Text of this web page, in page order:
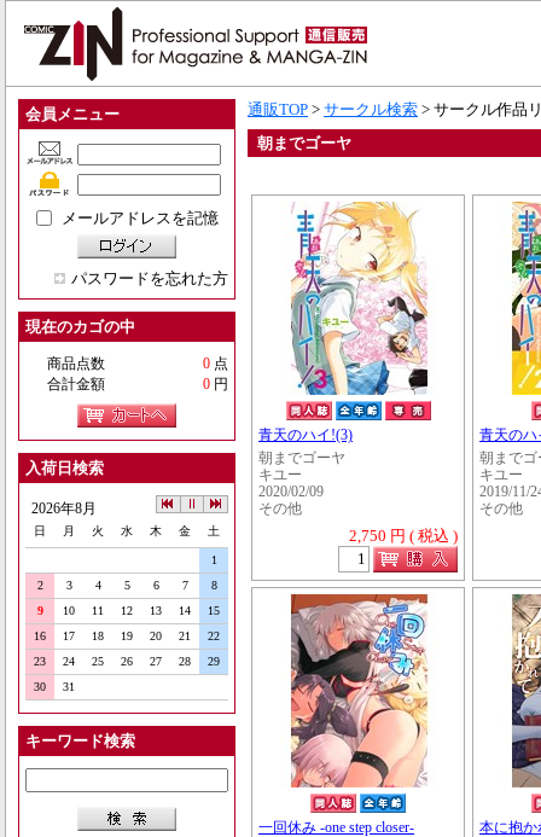
会員メニュー
メールアドレスを記憶
パスワードを忘れた方
現在のカゴの中
商品点数 0 点
合計金額
0 円
入荷日検索
2026年8月
日 月 火 水 木 金 土
1
2
3 4 5 6 7
8
9
10 11 12 13 14
15
16
17 18 19 20 21
22
23
24 25 26 27 28
29
30
31
キーワード検索
通販TOP > サークル検索 > サークル作品
朝までゴーヤ
青天のハイ!(3)
朝までゴーヤ
キユー
2020/02/09
その他
2,750 円 ( 税込 )
青天のハ
朝までゴ
キユー
2019/11/
その他
一回休み -one step closer-
本に抱か